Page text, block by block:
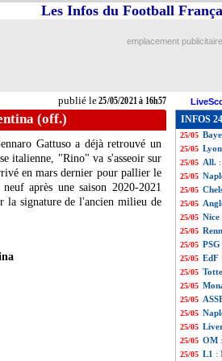
publié le25/05/2021 à 16h57
Les Infos du Football
emplacement publicitaire
(off.)
Gattuso a déjà retrouvé un
italienne, "Rino" va s'asseoir sur
en mars dernier pour pallier le
après une saison 2020-2021
la signature de l'ancien milieu de
INFOS
25/05
25/05 Lille
25/05
25/05
25/05
25/05 Lyon
25/05 All.
25/05
25/05
25/05
25/05 Nice
25/05
25/05 PSG
25/05 EdF
25/05
25/05
25/05
25/05
25/05
25/05 OM
25/05 L1 :